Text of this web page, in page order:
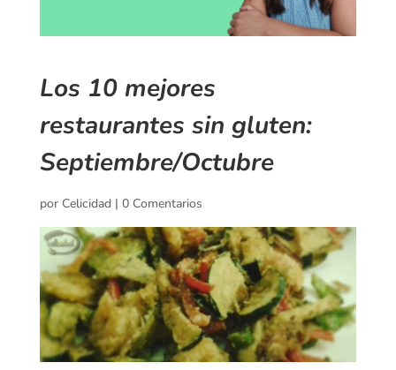
Los 10 mejores
restaurantes sin gluten:
Septiembre/Octubre
por Celicidad| 0 Comentarios